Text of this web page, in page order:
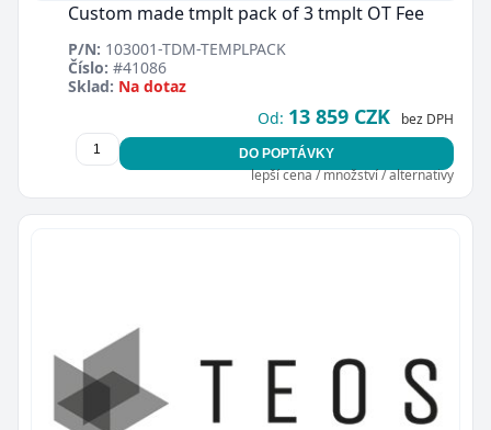
Custom made tmplt pack of 3 tmplt OT Fee
P/N: 103001-TDM-TEMPLPACK
Číslo: #41086
Sklad: Na dotaz
Od: 13 859 CZK bez DPH
DO POPTÁVKY
lepší cena / množství / alternativy